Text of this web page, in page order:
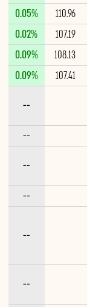
110.96
0.05%
107.19
0.02%
108.13
0.09%
107.41
0.09%
--
--
--
--
--
--